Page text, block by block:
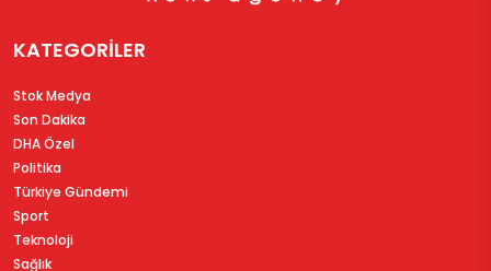
KATEGORİLER
Stok Medya
Son Dakika
DHA Özel
Politika
Türkiye Gündemi
Sport
Teknoloji
Sağlık